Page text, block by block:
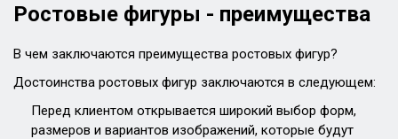
Ростовые фигуры - преимущества
В чем заключаются преимущества ростовых фигур?
Достоинства ростовых фигур заключаются в следующем:
Перед клиентом открывается широкий выбор форм,
размеров и вариантов изображений, которые будут